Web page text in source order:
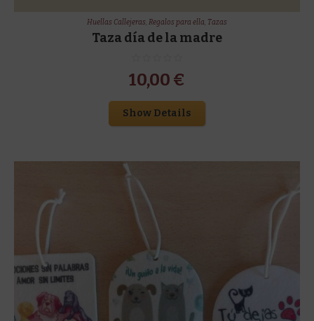
Huellas Callejeras, Regalos para ella, Tazas
Taza día de la madre
10,00 €
Show Details